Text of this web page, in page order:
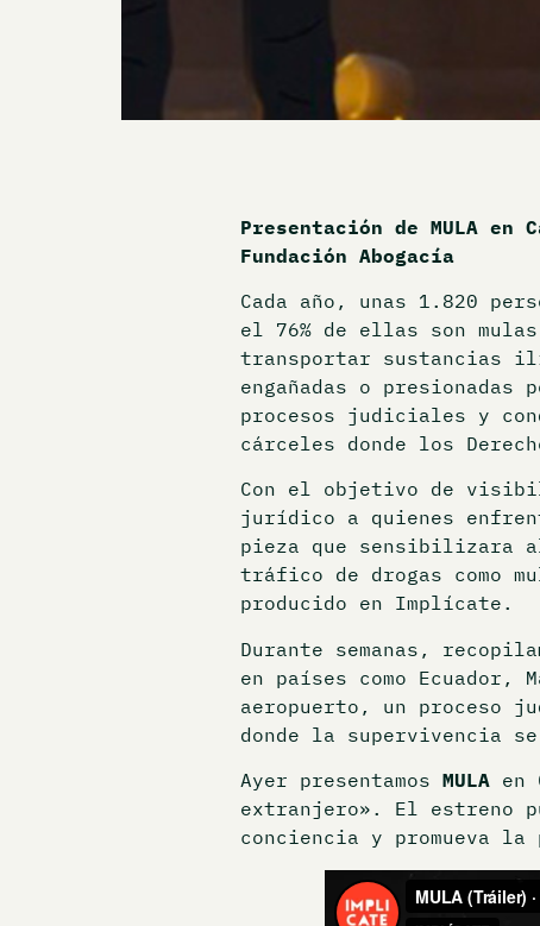
Presentación de MULA
Fundación Abogacía
Cada año, unas 1.820
el 76% de ellas son
transportar sustancias
engañadas o
procesos judiciales y
cárceles donde los
Con el objetivo de
jurídico a quienes
pieza que sensibilizara
tráfico de drogas como
producido en Implícate.
Durante semanas,
en países como Ecuador,
aeropuerto, un proceso
donde la supervivencia
Ayer presentamos MULAen
extranjero». El estreno
conciencia y promueva